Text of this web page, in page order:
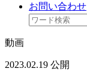
お問い合わせ
動画
2023.02.19 公開